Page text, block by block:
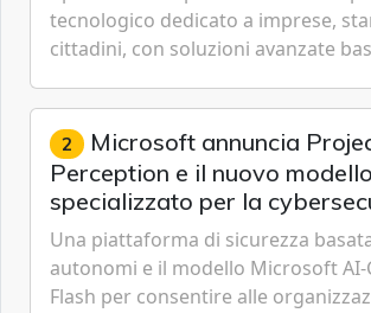
tecnologico dedicato a imprese,
cittadini, con soluzioni avanzate
Cybersecurity.
2 Microsoft annuncia
Perception e il nuovo
specializzato per la
Una piattaforma di sicurezza
autonomi e il modello Microsoft AI-
Flash per consentire alle